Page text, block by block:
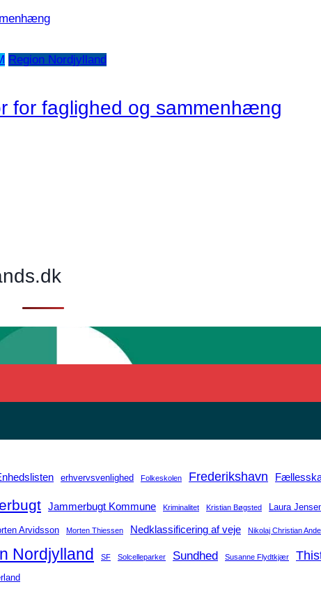
Region Nordjylland
for faglighed og sammenhæng
erhvervsvenlighed Folkeskolen Frederikshavn
Jammerbugt Kommune Kriminalitet Kristian Bøgsted Laura
Arvidsson Morten Thiessen Nedklassificering af veje Nikolaj Christian
Nordjylland SF Solcelleparker Sundhed Susanne Flydtkjær